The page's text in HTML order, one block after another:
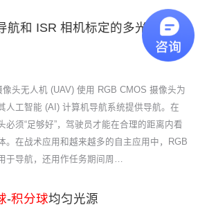
航和 ISR 相机标定的多光谱 积分
头无人机 (UAV) 使用 RGB CMOS 摄像头为
人工智能 (AI) 计算机导航系统提供导航。在
必须“足够好”，驾驶员才能在合理的距离内看
。在战术应用和越来越多的自主应用中，RGB
于导航，还用作任务期间周…
-积分球均匀光源